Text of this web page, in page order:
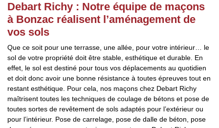
Debart Richy : Notre équipe de maçons
à Bonzac réalisent l’aménagement de
vos sols
Que ce soit pour une terrasse, une allée, pour votre intérieur… le
sol de votre propriété doit être stable, esthétique et durable. En
effet, le sol est destiné pour tous vos déplacements au quotidien
et doit donc avoir une bonne résistance à toutes épreuves tout en
restant esthétique. Pour cela, nos maçons chez Debart Richy
maîtrisent toutes les techniques de coulage de bétons et pose de
toutes sortes de revêtement de sols adaptés pour l’extérieur ou
pour l’intérieur. Pose de carrelage, pose de dalle de béton, pose